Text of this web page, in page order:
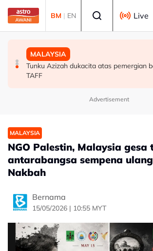
Skip to main content
BM | EN Live
DUNIA
AS jangka Iran pastikan aliran minyak
Selat Hormuz - Vance
MALAYSIA
Usia 71 tahun bukan halangan,
terjunan dari Burj Khalifa
MALAYSIA
Tunku Azizah dukacita atas pemergian
TAFF
Advertisement
MALAYSIA
NGO Palestin, Malaysia gesa
antarabangsa sempena
Nakbah
Bernama
15/05/2026 | 10:55 MYT